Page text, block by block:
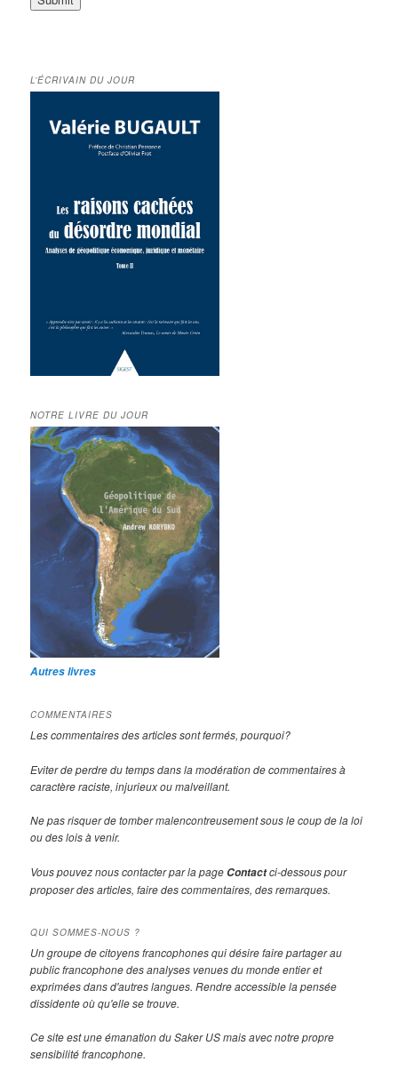
L’ÉCRIVAIN DU JOUR
NOTRE LIVRE DU JOUR
Autres livres
COMMENTAIRES
Les commentaires des articles sont fermés, pourquoi?
Eviter de perdre du temps dans la modération de commentaires à
caractère raciste, injurieux ou malveillant.
Ne pas risquer de tomber malencontreusement sous le coup de la loi
ou des lois à venir.
Vous pouvez nous contacter par la page Contactci-dessous pour
proposer des articles, faire des commentaires, des remarques.
QUI SOMMES-NOUS ?
Un groupe de citoyens francophones qui désire faire partager au
public francophone des analyses venues du monde entier et
exprimées dans d'autres langues. Rendre accessible la pensée
dissidente où qu'elle se trouve.
Ce site est une émanation du Saker US mais avec notre propre
sensibilité francophone.